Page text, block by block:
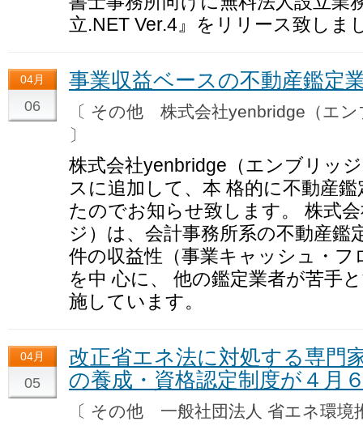
立.NET Ver.4』をリリース致しま
04月
06
事業収益ベースの不動産鑑定
〔 その他 株式会社yenbridge（エ
〕
株式会社yenbridge（エンブリッ
スに追加して、本 格的に不動産
たのでお知らせ致します。 株式
ジ）は、会計事務所系の不動産鑑
件の収益性（事業キャッシュ・フ
を中 心に、 他の鑑定業者が苦手
施しています。
04月
05
改正省エネ法に対処する専門
の養成・資格認定制度が４月
〔 その他 一般社団法人 省エネ環